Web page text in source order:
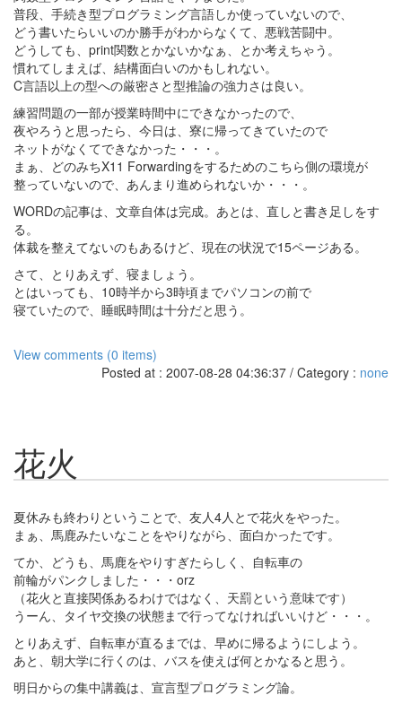
普段、手続き型プログラミング言語しか使っていないので、
どう書いたらいいのか勝手がわからなくて、悪戦苦闘中。
どうしても、print関数とかないかなぁ、とか考えちゃう。
慣れてしまえば、結構面白いのかもしれない。
C言語以上の型への厳密さと型推論の強力さは良い。
練習問題の一部が授業時間中にできなかったので、
夜やろうと思ったら、今日は、寮に帰ってきていたので
ネットがなくてできなかった・・・。
まぁ、どのみちX11 Forwardingをするためのこちら側の環境が
整っていないので、あんまり進められないか・・・。
WORDの記事は、文章自体は完成。あとは、直しと書き足しをす
る。
体裁を整えてないのもあるけど、現在の状況で15ページある。
さて、とりあえず、寝ましょう。
とはいっても、10時半から3時頃までパソコンの前で
寝ていたので、睡眠時間は十分だと思う。
View comments (0 items)
Posted at : 2007-08-28 04:36:37 / Category : none
花火
夏休みも終わりということで、友人4人とで花火をやった。
まぁ、馬鹿みたいなことをやりながら、面白かったです。
てか、どうも、馬鹿をやりすぎたらしく、自転車の
前輪がパンクしました・・・orz
（花火と直接関係あるわけではなく、天罰という意味です）
うーん、タイヤ交換の状態まで行ってなければいいけど・・・。
とりあえず、自転車が直るまでは、早めに帰るようにしよう。
あと、朝大学に行くのは、バスを使えば何とかなると思う。
明日からの集中講義は、宣言型プログラミング論。